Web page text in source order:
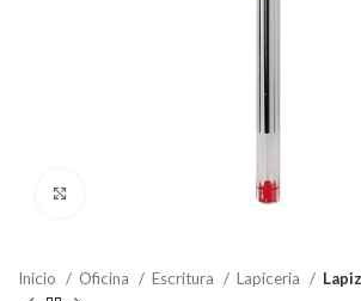
Inicio Oficina Escritura Lapiceria